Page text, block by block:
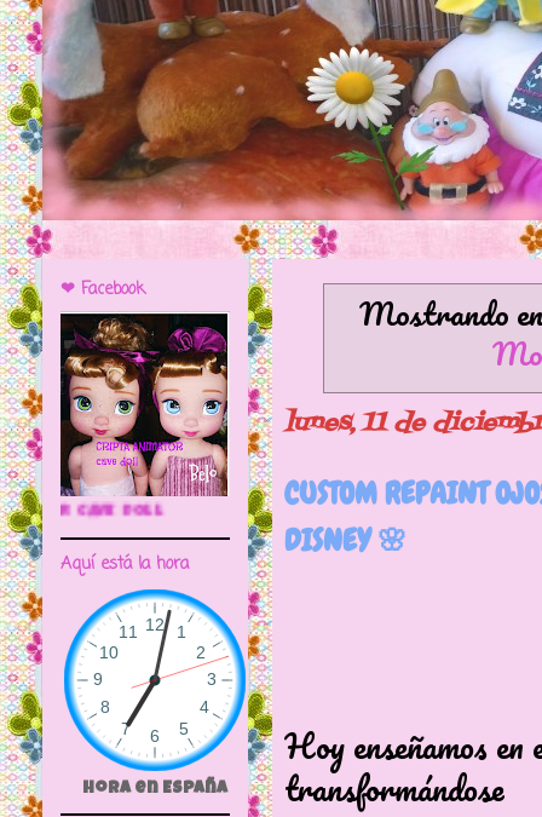
Mostrando
lunes, 11 de
CUSTOM REPAINT
DISNEY 🌸
Hoy enseñamos
transformándose
❤ Facebook
🌼CRIPTA ANIMATOR CAVE DOLL
Aquí está la hora
Hora en España